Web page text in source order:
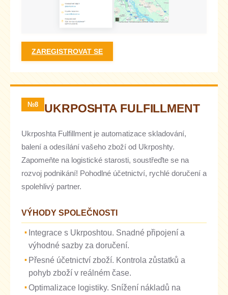
ZAREGISTROVAT SE
№8 UKRPOSHTA FULFILLMENT
Ukrposhta Fulfillment je automatizace skladování,
balení a odesílání vašeho zboží od Ukrposhty.
Zapomeňte na logistické starosti, soustřeďte se na
rozvoj podnikání! Pohodlné účetnictví, rychlé doručení a
spolehlivý partner.
VÝHODY SPOLEČNOSTI
Integrace s Ukrposhtou. Snadné připojení a
výhodné sazby za doručení.
Přesné účetnictví zboží. Kontrola zůstatků a
pohyb zboží v reálném čase.
Optimalizace logistiky. Snížení nákladů na